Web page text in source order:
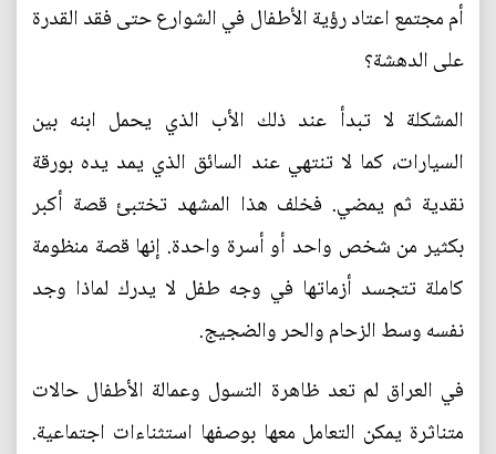
أم مجتمع اعتاد رؤية الأطفال في الشوارع حتى فقد القدرة
على الدهشة؟
المشكلة لا تبدأ عند ذلك الأب الذي يحمل ابنه بين
السيارات، كما لا تنتهي عند السائق الذي يمد يده بورقة
نقدية ثم يمضي. فخلف هذا المشهد تختبئ قصة أكبر
بكثير من شخص واحد أو أسرة واحدة. إنها قصة منظومة
كاملة تتجسد أزماتها في وجه طفل لا يدرك لماذا وجد
نفسه وسط الزحام والحر والضجيج.
في العراق لم تعد ظاهرة التسول وعمالة الأطفال حالات
متناثرة يمكن التعامل معها بوصفها استثناءات اجتماعية.